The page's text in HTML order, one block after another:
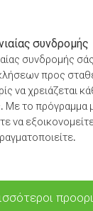
συνδρομής
συνδρομής
προς
να χρειάζεται
το πρόγραμμα
να